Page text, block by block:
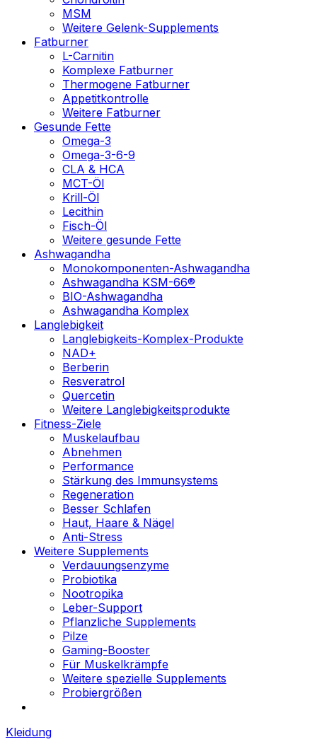
MSM
Weitere Gelenk-Supplements
Fatburner
L-Carnitin
Komplexe Fatburner
Thermogene Fatburner
Appetitkontrolle
Weitere Fatburner
Gesunde Fette
Omega-3
Omega-3-6-9
CLA & HCA
MCT-Öl
Krill-Öl
Lecithin
Fisch-Öl
Weitere gesunde Fette
Ashwagandha
Monokomponenten-Ashwagandha
Ashwagandha KSM-66®
BIO-Ashwagandha
Ashwagandha Komplex
Langlebigkeit
Langlebigkeits-Komplex-Produkte
NAD+
Berberin
Resveratrol
Quercetin
Weitere Langlebigkeitsprodukte
Fitness-Ziele
Muskelaufbau
Abnehmen
Performance
Stärkung des Immunsystems
Regeneration
Besser Schlafen
Haut, Haare & Nägel
Anti-Stress
Weitere Supplements
Verdauungsenzyme
Probiotika
Nootropika
Leber-Support
Pflanzliche Supplements
Pilze
Gaming-Booster
Für Muskelkrämpfe
Weitere spezielle Supplements
Probiergrößen
Kleidung